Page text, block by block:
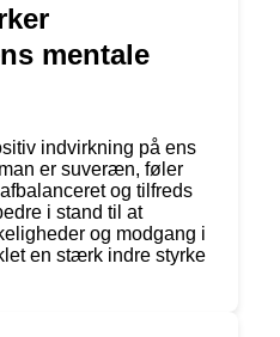
mentale
indvirkning på ens
er suveræn, føler
og tilfreds
i stand til at
og modgang i
en stærk indre styrke